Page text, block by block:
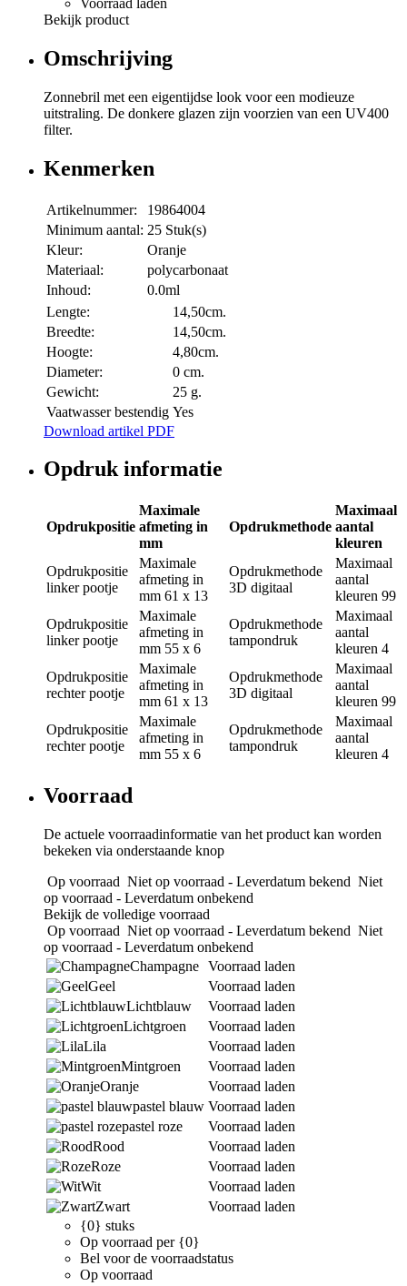
Bekijk product
Omschrijving
Zonnebril met een eigentijdse look voor een modieuze
uitstraling. De donkere glazen zijn voorzien van een UV400
filter.
Kenmerken
Artikelnummer:
19864004
Minimum aantal: 25 Stuk(s)
Kleur:
Oranje
Materiaal:
polycarbonaat
Inhoud:
0.0ml
Lengte:
14,50cm.
Breedte:
14,50cm.
Hoogte:
4,80cm.
Diameter:
0 cm.
Gewicht:
25 g.
Vaatwasser bestendig Yes
Download artikel PDF
Opdruk informatie
Opdrukpositie
Maximale
afmeting in
mm
Opdrukmethode
Maximaal
aantal
kleuren
Opdrukpositie
linker pootje
Maximale
afmeting in
mm 61 x 13
Opdrukmethode
3D digitaal
Maximaal
aantal
kleuren 99
Opdrukpositie
linker pootje
Maximale
afmeting in
mm 55 x 6
Opdrukmethode
tampondruk
Maximaal
aantal
kleuren 4
Opdrukpositie
rechter pootje
Maximale
afmeting in
mm 61 x 13
Opdrukmethode
3D digitaal
Maximaal
aantal
kleuren 99
Opdrukpositie
rechter pootje
Maximale
afmeting in
mm 55 x 6
Opdrukmethode
tampondruk
Maximaal
aantal
kleuren 4
Voorraad
De actuele voorraadinformatie van het product kan worden
bekeken via onderstaande knop
Op voorraad Niet op voorraad - Leverdatum bekend Niet
op voorraad - Leverdatum onbekend
Bekijk de volledige voorraad
Op voorraad Niet op voorraad - Leverdatum bekend Niet
op voorraad - Leverdatum onbekend
Champagne Voorraad laden
Geel
Voorraad laden
Lichtblauw
Voorraad laden
Lichtgroen
Voorraad laden
Lila
Voorraad laden
Mintgroen
Voorraad laden
Oranje
Voorraad laden
pastel blauw Voorraad laden
pastel roze
Voorraad laden
Rood
Voorraad laden
Roze
Voorraad laden
Wit
Voorraad laden
Zwart
Voorraad laden
{0} stuks
Op voorraad per {0}
Bel voor de voorraadstatus
Op voorraad